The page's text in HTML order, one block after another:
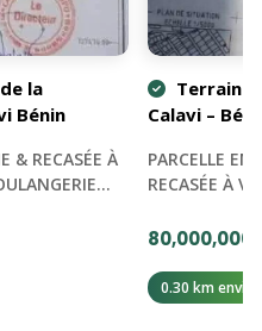
la
Bénin
& RECASÉE À
Terrain
Calavi –
PARCELLE
RECASÉE À
0.30 km